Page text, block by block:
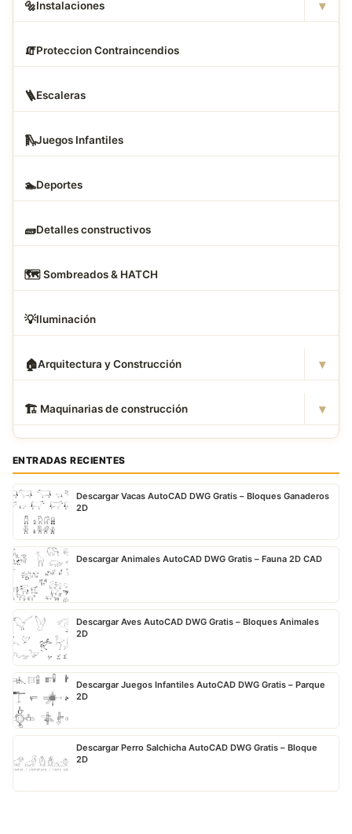
🔩Instalaciones ▾
🧯Proteccion Contraincendios
🪜Escaleras
🛝Juegos Infantiles
🏊Deportes
🧱Detalles constructivos
🗺️ Sombreados & HATCH
💡Iluminación
🏠Arquitectura y Construcción ▾
🏗 ️ Maquinarias de construcción ▾
ENTRADAS RECIENTES
Descargar Vacas AutoCAD DWG Gratis – Bloques Ganaderos
2D
Descargar Animales AutoCAD DWG Gratis – Fauna 2D CAD
Descargar Aves AutoCAD DWG Gratis – Bloques Animales
2D
Descargar Juegos Infantiles AutoCAD DWG Gratis – Parque
2D
Descargar Perro Salchicha AutoCAD DWG Gratis – Bloque
2D